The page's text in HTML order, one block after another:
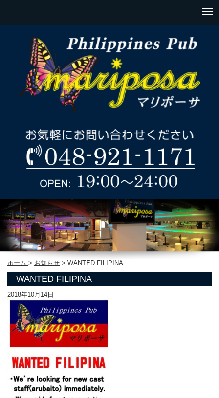
ホーム > お知らせ > WANTED FILIPINA
WANTED FILIPINA
2018年10月14日